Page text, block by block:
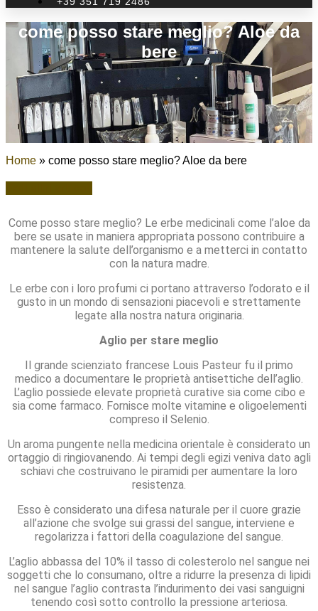
come posso stare meglio? Aloe da
bere
Home » come posso stare meglio? Aloe da bere
Come posso stare meglio? Le erbe medicinali come l’aloe da
bere se usate in maniera appropriata possono contribuire a
mantenere la salute dell’organismo e a metterci in contatto
con la natura madre.
Le erbe con i loro profumi ci portano attraverso l’odorato e il
gusto in un mondo di sensazioni piacevoli e strettamente
legate alla nostra natura originaria.
Aglio per stare meglio
Il grande scienziato francese Louis Pasteur fu il primo
medico a documentare le proprietà antisettiche dell’aglio.
L’aglio possiede elevate proprietà curative sia come cibo e
sia come farmaco. Fornisce molte vitamine e oligoelementi
compreso il Selenio.
Un aroma pungente nella medicina orientale è considerato un
ortaggio di ringiovanendo. Ai tempi degli egizi veniva dato agli
schiavi che costruivano le piramidi per aumentare la loro
resistenza.
Esso è considerato una difesa naturale per il cuore grazie
all’azione che svolge sui grassi del sangue, interviene e
regolarizza i fattori della coagulazione del sangue.
L’aglio abbassa del 10% il tasso di colesterolo nel sangue nei
soggetti che lo consumano, oltre a ridurre la presenza di lipidi
nel sangue l’aglio contrasta l’indurimento dei vasi sanguigni
tenendo così sotto controllo la pressione arteriosa.